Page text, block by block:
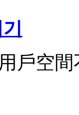
戶空間